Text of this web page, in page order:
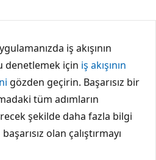
iş akışının
denetlemek için iş akışının
gözden geçirin. Başarısız bir
tüm adımların
şekilde daha fazla bilgi
olan çalıştırmayı